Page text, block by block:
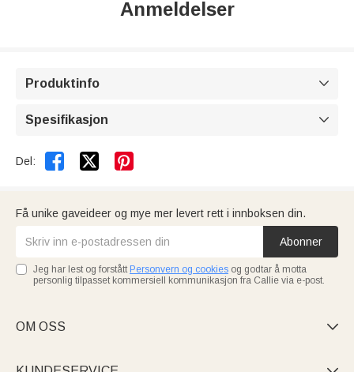
Anmeldelser
Produktinfo 
Spesifikasjon 
Del:  
Få unike gaveideer og mye mer levert rett i innboksen din.
Abonner
Jeg har lest og forstått Personvern og cookies og godtar å motta
personlig tilpasset kommersiell kommunikasjon fra Callie via e-post.
OM OSS 